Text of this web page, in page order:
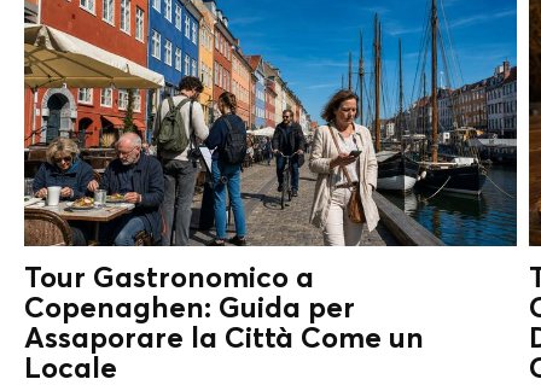
Tour Gastronomico a
Copenaghen: Guida per
Assaporare la Città Come un
Locale